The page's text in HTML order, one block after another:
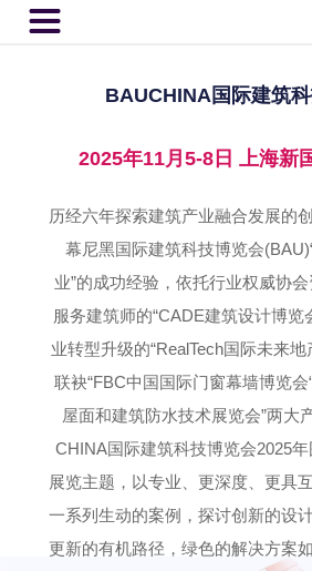

BAUCHINA国际建筑
2025年11月5-8日 上海新
历经六年探索建筑产业融合发展的
幕尼黑国际建筑科技博览会
业”的成功经验，依托行业权威协
服务建筑师的“CADE建筑设计博览
业转型升级的“RealTech国际未来
联袂“FBC中国国际门窗幕墙博览会
屋面和建筑防水技术展览会”两大
CHINA国际建筑科技博览会2025年
展览主题，以专业、更深度、更具
一系列生动的案例，探讨创新的设
更新的有机路径，绿色的解决方案